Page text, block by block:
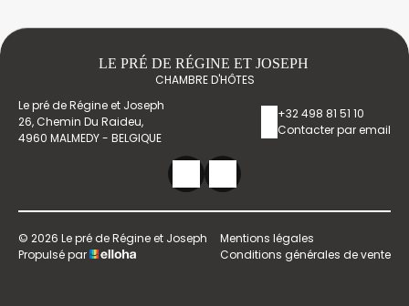
LE PRÉ DE RÉGINE ET JOSEPH
CHAMBRE D'HÔTES
Le pré de Régine et Joseph
26, Chemin Du Raideu,
4960 MALMEDY - BELGIQUE
+32 498 81 51 10
Contacter par email
© 2026 Le pré de Régine et Joseph
Propulsé par
Mentions légales
Conditions générales de vente